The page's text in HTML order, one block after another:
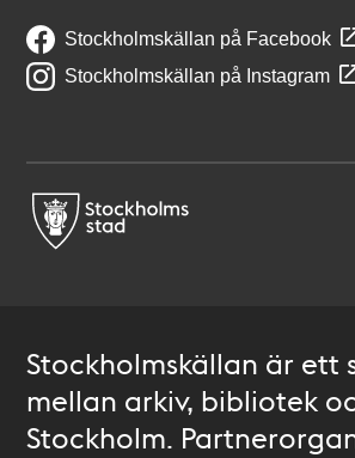
Stockholmskällan på Facebook
Stockholmskällan på Instagram
Stockholmskällan är ett
mellan arkiv, bibliotek
Stockholm.